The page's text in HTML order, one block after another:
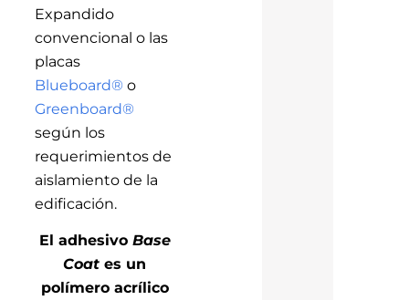
Expandido
convencional o las
placas
Blueboard® o
Greenboard®
según los
requerimientos de
aislamiento de la
edificación.
El adhesivo Base
Coat es un
polímero acrílico